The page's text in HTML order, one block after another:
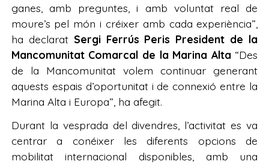
ganes, amb preguntes, i amb voluntat real de
moure’s pel món i créixer amb cada experiència”,
ha declaratSergi Ferrús Peris President de la
Mancomunitat Comarcal de la Marina Alta “Des
de la Mancomunitat volem continuar generant
aquests espais d’oportunitat i de connexió entre la
Marina Alta i Europa”, ha afegit.
Durant la vesprada del divendres, l’activitat es va
centrar a conéixer les diferents opcions de
mobilitat internacional disponibles, amb una